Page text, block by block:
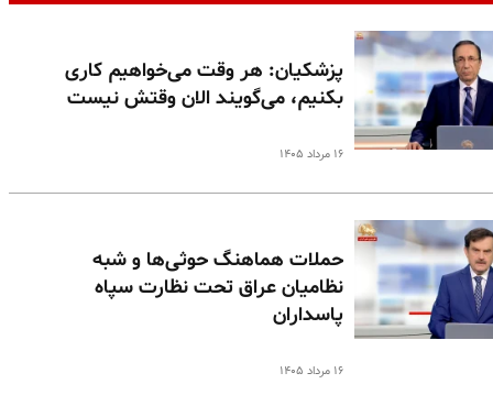
پزشکیان: هر وقت می‌خواهیم کاری
بکنیم، می‌گویند الان وقتش نیست
۱۶ مرداد ۱۴۰۵
حملات هماهنگ حوثی‌ها و شبه
نظامیان عراق تحت نظارت سپاه
پاسداران
۱۶ مرداد ۱۴۰۵